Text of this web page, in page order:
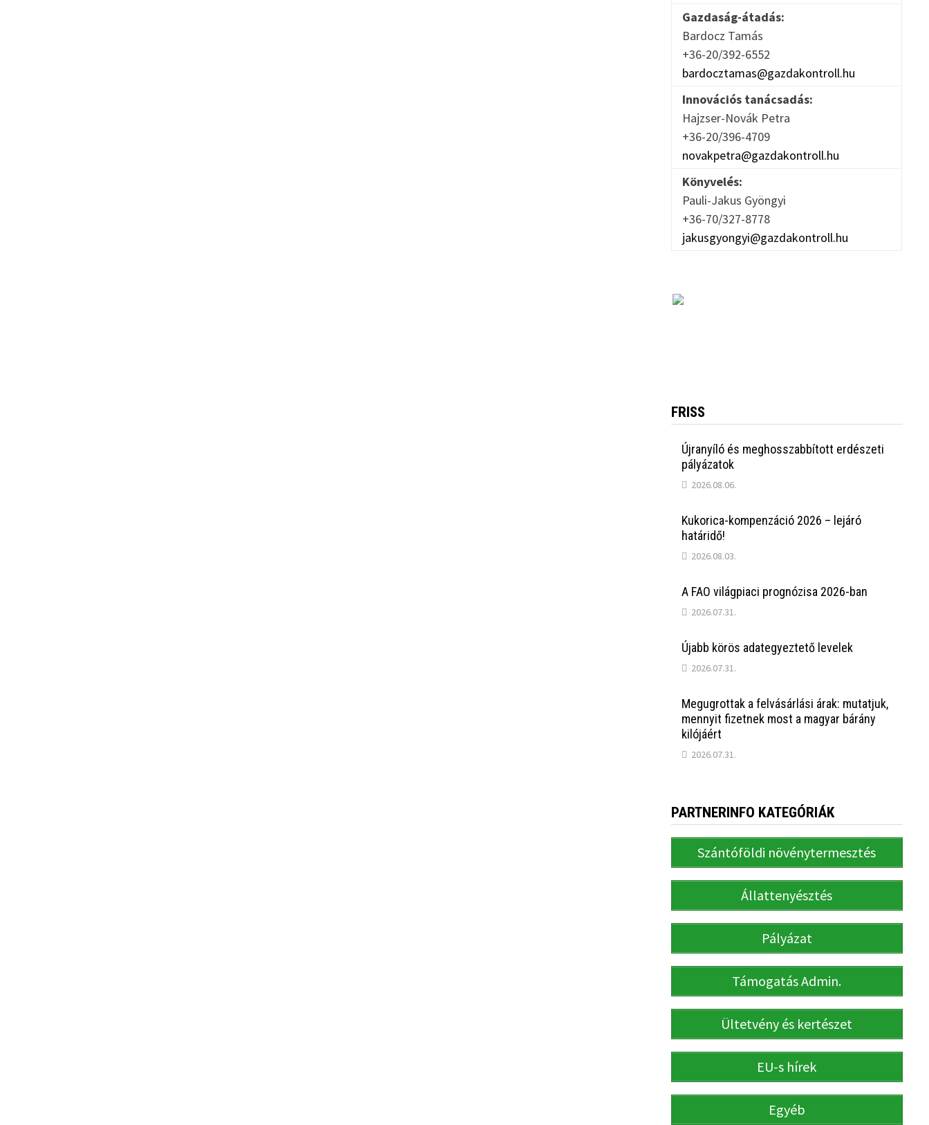
Gazdaság-átadás:
Bardocz Tamás
+36-20/392-6552
bardocztamas@gazdakontroll.hu
Innovációs tanácsadás:
Hajzser-Novák Petra
+36-20/396-4709
novakpetra@gazdakontroll.hu
Könyvelés:
Pauli-Jakus Gyöngyi
+36-70/327-8778
jakusgyongyi@gazdakontroll.hu
FRISS
Újranyíló és meghosszabbított erdészeti
pályázatok
2026.08.06.
Kukorica-kompenzáció 2026 – lejáró
határidő!
2026.08.03.
A FAO világpiaci prognózisa 2026-ban
2026.07.31.
Újabb körös adategyeztető levelek
2026.07.31.
Megugrottak a felvásárlási árak: mutatjuk,
mennyit fizetnek most a magyar bárány
kilójáért
2026.07.31.
PARTNERINFO KATEGÓRIÁK
Szántóföldi növénytermesztés
Állattenyésztés
Pályázat
Támogatás Admin.
Ültetvény és kertészet
EU-s hírek
Egyéb